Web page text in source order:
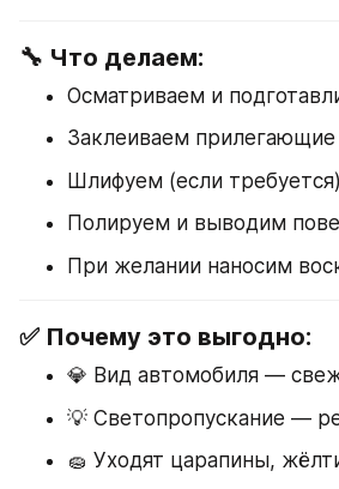
🔧 Что делаем:
Осматриваем и
Заклеиваем
Шлифуем (если требуется)
Полируем и выводим
При желании наносим
✅ Почему это выгодно:
💎 Вид автомобиля —
💡 Светопропускание —
🧽 Уходят царапины,